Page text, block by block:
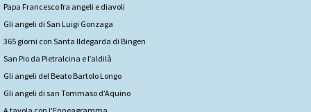
Papa Francesco fra angeli e diavoli
Gli angeli di San Luigi Gonzaga
365 giorni con Santa Ildegarda di Bingen
San Pio da Pietralcina e l’aldilà
Gli angeli del Beato Bartolo Longo
Gli angeli di san Tommaso d’Aquino